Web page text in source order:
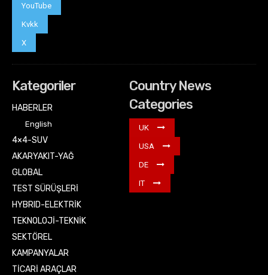
YouTube
Kvkk
X
Kategoriler
HABERLER
English
4×4-SUV
AKARYAKIT-YAĞ
GLOBAL
TEST SÜRÜŞLERİ
HYBRID-ELEKTRİK
TEKNOLOJİ-TEKNİK
SEKTÖREL
KAMPANYALAR
TİCARİ ARAÇLAR
Country News
Categories
UK
USA
DE
IT